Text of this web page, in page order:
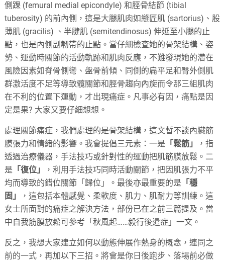
側踝 (femural medial epicondyle)和脛骨結節 (tibial
tuberosity) 的前內側，這是大腿肌肉如縫匠肌 (sartorius) 、股
薄肌 (gracilis) 、半腱肌 (semitendinosus)伸延至小腿的止
點，也是內側副韌帶的止點。當仔細檢查她的骨架結構、姿
勢、運動時關節的活動軌跡和肌肉反應，不難發現她的濳在
風險因素如脊骨側彎、盤骨前傾、同側的扁平足和臀外側肌
群激活度不足等導致髖關節和脛骨趨向內旋而令那三組肌肉
在不利的位置下運動，才出現痛症。凡事必有因，痛點是因
定是果? 大家又要仔細想想。
處理關節痛症，我們處理的是骨架結構，這文暫不談內臟筋
膜張力和情緒的影響。我會提倡三元素：一是 「鬆筋」
，指
透過治療儀器，手法技巧或針對性的運動把肌筋膜放鬆。二
是 「復位」
，利用手法技巧同時活動關節，把因肌張力不平
均而導致的錯位關節「歸位」。最後亦最重要的是 「穩
固」
，這包括本體感覺、柔軟度、肌力、肌耐力等訓練。這
女士所面對的痛症之解決方法，部份已在之前三篇提及。當
中自我筋膜放鬆可參考「秋風起……毅行後遣症」一文。
反之，我想大家建立如何以動態伸展作熱身的概念，連同之
前的一式，再加以下三招。將會是你日後跑步、落場前必做